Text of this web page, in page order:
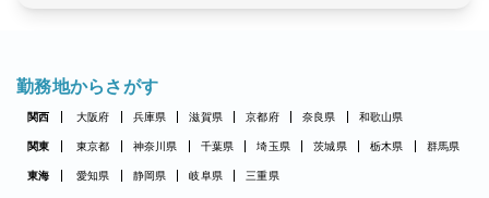
勤務地からさがす
関西 大阪府 兵庫県 滋賀県 京都府 奈良県 和歌山県
関東 東京都 神奈川県 千葉県 埼玉県 茨城県 栃木県 群馬県
東海 愛知県 静岡県 岐阜県 三重県